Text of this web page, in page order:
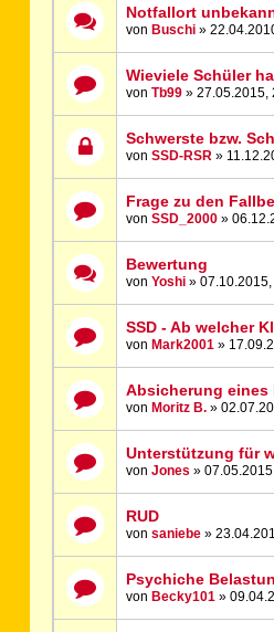
Notfallort
von Buschi »
Wieviele Schüler
vonTb99 » 27.05.2015,
Schwerste bzw.
vonSSD-RSR »
Frage zu den
vonSSD_2000 »
Bewertung
vonYoshi » 07.10.2015,
SSD - Ab welcher
von Mark2001 »
Absicherung eines
von Moritz B. »
Unterstützung für
vonJones »
RUD
vonsaniebe »
Psychiche
von Becky101 »